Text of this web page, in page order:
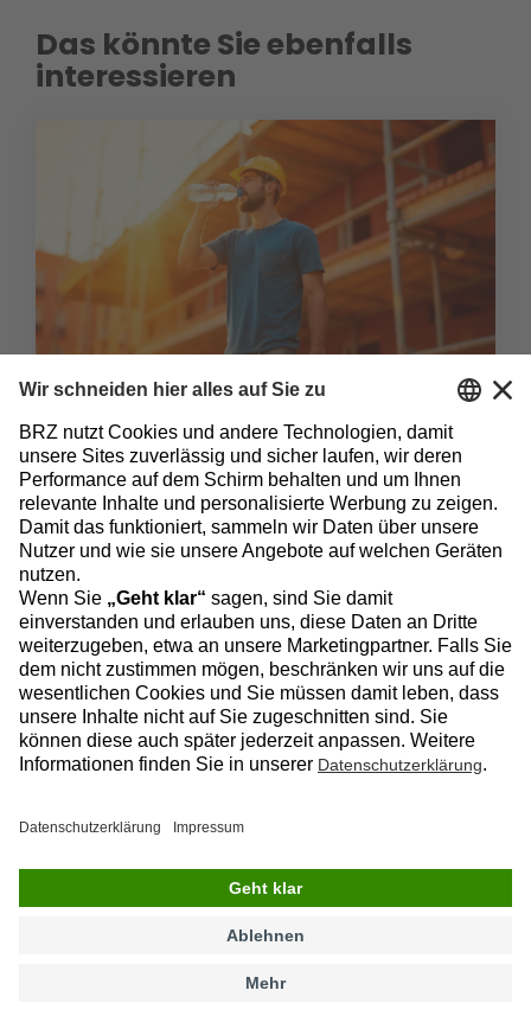
Das könnte Sie ebenfalls
interessieren
Hitzeschutz im Bau: Tipps für Baustelle und Büro
7.6.2019
Ob auf der Baustelle oder im Baubüro –
Arbeiten unter hohen Temperaturen
gefährden die Gesundheit und mindern die
Leistungsfähigkeit. Deshalb sind...
Bau & Praxis
Weiterlesen